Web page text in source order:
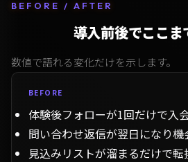
BEFORE / AFTER
導入前後でここま
数値で語れる変化だけを示します。
BEFORE
体験後フォローが1回だけで入
問い合わせ返信が翌日になり
見込みリストが溜まるだけで